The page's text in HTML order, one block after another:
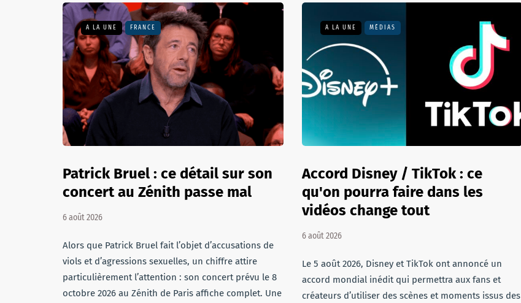
A LA UNE FRANCE
Patrick Bruel : ce détail sur son
concert au Zénith passe mal
6 août 2026
Alors que Patrick Bruel fait l’objet d’accusations de
viols et d’agressions sexuelles, un chiffre attire
particulièrement l’attention : son concert prévu le 8
octobre 2026 au Zénith de Paris affiche complet. Une
A LA UNE MÉDIAS
Accord Disney / TikTok : ce
qu'on pourra faire dans les
vidéos change tout
6 août 2026
Le 5 août 2026, Disney et TikTok ont annoncé un
accord mondial inédit qui permettra aux fans et
créateurs d’utiliser des scènes et moments issus des